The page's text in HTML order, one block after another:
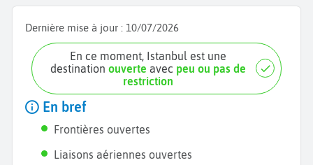
Dernière mise à jour : 10/07/2026
En ce moment, Istanbul est une
destinationouverte avec peu ou pas de
restriction
En bref
Frontières ouvertes
Liaisons aériennes ouvertes